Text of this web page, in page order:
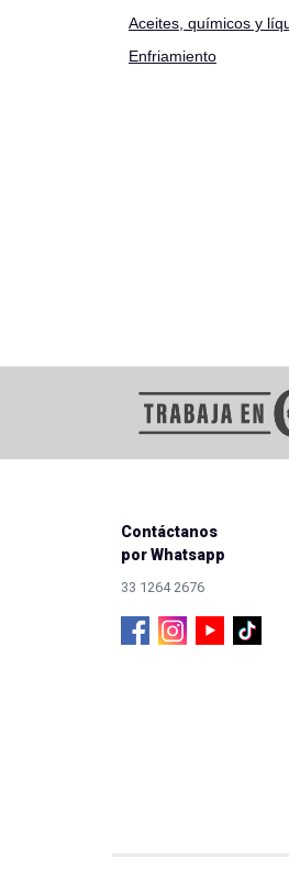
Aceites químicos y
Enfriamiento
Contáctanos
por Whatsapp
33 1264 2676